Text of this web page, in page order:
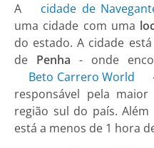
A cidade de
uma cidade com uma
do estado. A cidade
de Penha - onde
Beto Carrero World
responsável pela
região sul do país. Além
está a menos de 1 hora